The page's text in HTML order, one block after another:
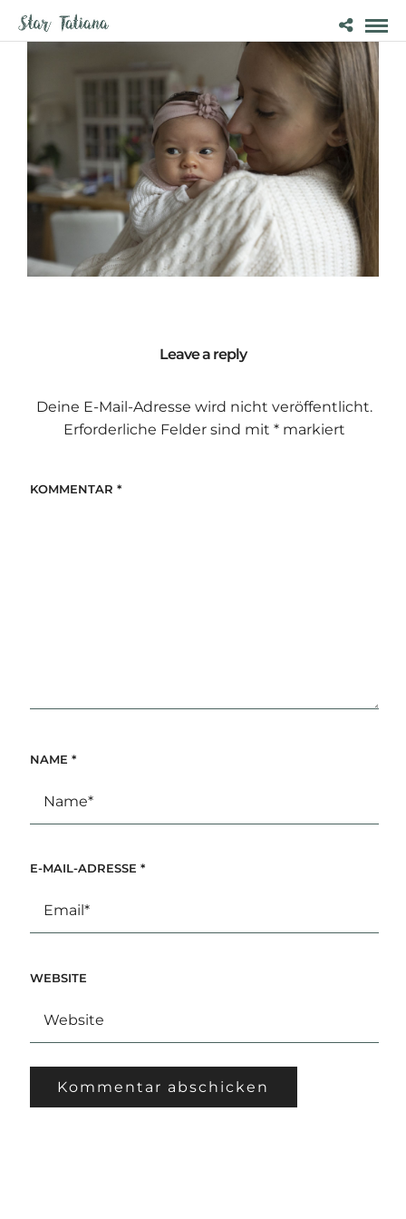
Leave a reply
Deine E-Mail-Adresse wird nicht veröffentlicht.
Erforderliche Felder sind mit *markiert
KOMMENTAR *
NAME *
E-MAIL-ADRESSE *
WEBSITE